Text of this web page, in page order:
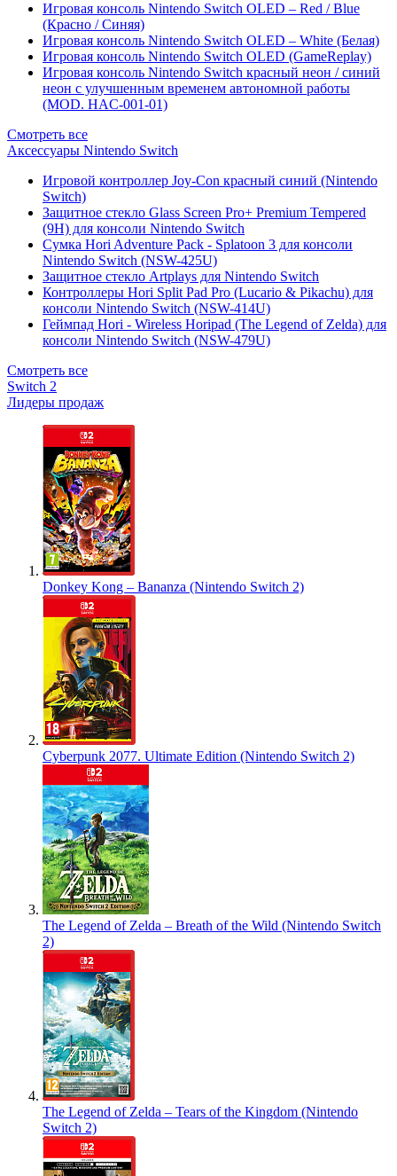
Игровая консоль Nintendo Switch OLED – Red / Blue
(Красно / Синяя)
Игровая консоль Nintendo Switch OLED – White (Белая)
Игровая консоль Nintendo Switch OLED (GameReplay)
Игровая консоль Nintendo Switch красный неон / синий
неон с улучшенным временем автономной работы
(MOD. HAC-001-01)
Смотреть все
Аксессуары Nintendo Switch
Игровой контроллер Joy-Con красный синий (Nintendo
Switch)
Защитное стекло Glass Screen Pro+ Premium Tempered
(9H) для консоли Nintendo Switch
Сумка Hori Adventure Pack - Splatoon 3 для консоли
Nintendo Switch (NSW-425U)
Защитное стекло Artplays для Nintendo Switch
Контроллеры Hori Split Pad Pro (Lucario & Pikachu) для
консоли Nintendo Switch (NSW-414U)
Геймпад Hori - Wireless Horipad (The Legend of Zelda) для
консоли Nintendo Switch (NSW-479U)
Смотреть все
Switch 2
Лидеры продаж
Donkey Kong – Bananza (Nintendo Switch 2)
Cyberpunk 2077. Ultimate Edition (Nintendo Switch 2)
The Legend of Zelda – Breath of the Wild (Nintendo Switch
2)
The Legend of Zelda – Tears of the Kingdom (Nintendo
Switch 2)